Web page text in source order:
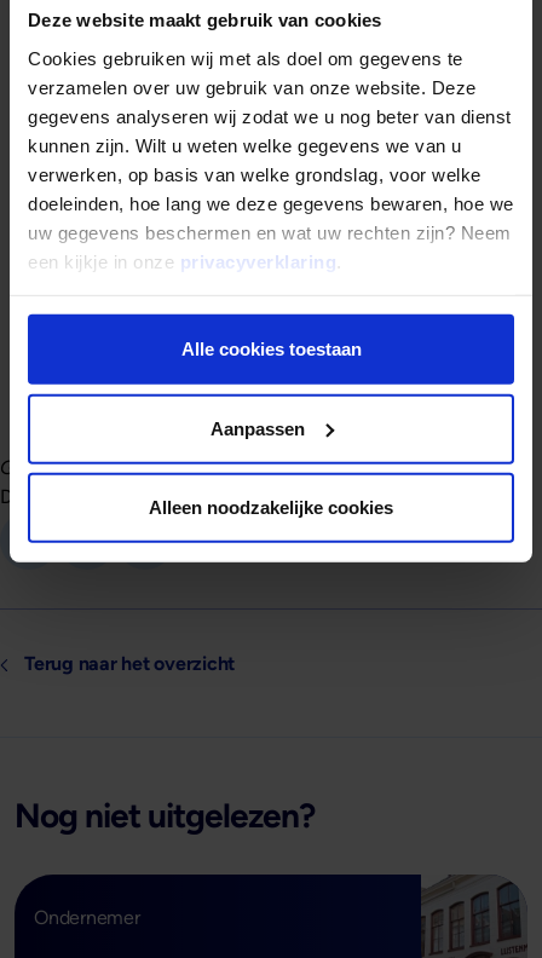
Deze website maakt gebruik van cookies
Cookies gebruiken wij met als doel om gegevens te
verzamelen over uw gebruik van onze website. Deze
gegevens analyseren wij zodat we u nog beter van dienst
kunnen zijn. Wilt u weten welke gegevens we van u
verwerken, op basis van welke grondslag, voor welke
doeleinden, hoe lang we deze gegevens bewaren, hoe we
uw gegevens beschermen en wat uw rechten zijn? Neem
een kijkje in onze privacyverklaring
Alle cookies toestaan
Aanpassen
Alleen noodzakelijke cookies
350.000,-. “Hiervan moesten we 30% zelf inbrengen. Dat
was geen probleem. We hadden daarnaast ook nog middelen
om het pand van binnen aan te passen aan onze specifieke
wensen”. Dit bood Mogelijk voldoende basis om een
investeerder te vinden voor de financiering. “Binnen een
week was het geregeld”, aldus een verraste Zeegers.
“Ik was daarover verbaasd en ook blij verrast. We hebben zo
lang moeten strijden om de financiering bij de bank rond te
terugtrok. En ik was echt verbaasd toen het via Mogelijk
binnen een mum van tijd wél geregeld kon worden. En is was
en ben natuurlijk blij!
Gepubliceerd op14 februari 2025
Deel dit artikel:
Terug naar het overzicht
Nog niet uitgelezen?
Ondernemer